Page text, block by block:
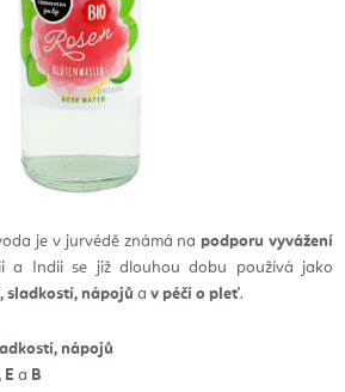
je v jurvédě známá napodporu vyvážení
a Indii se již dlouhou dobu používá jako
sladkostí, nápojů a v péči o pleť.
nápojů
E a B